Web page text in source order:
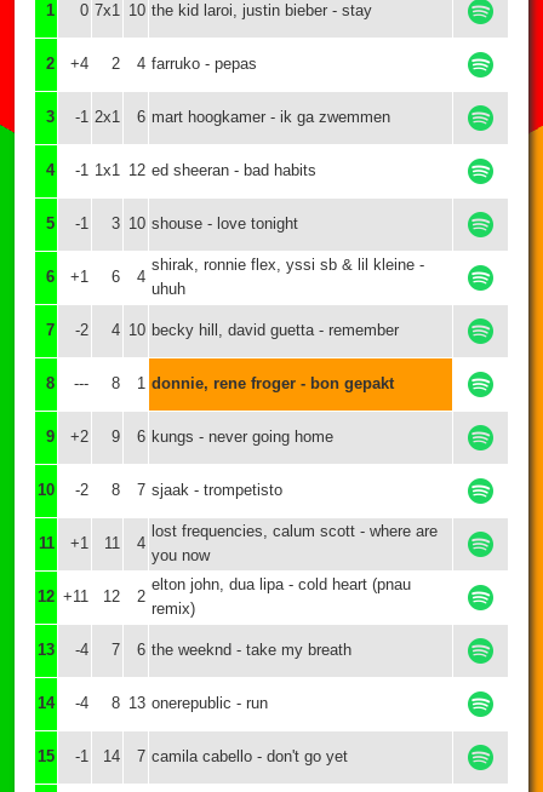
1 0 7x1 10 the kid laroi, justin bieber - stay
2 +4 2 4 farruko - pepas
3 -1 2x1 6 mart hoogkamer - ik ga zwemmen
4 -1 1x1 12 ed sheeran - bad habits
5 -1 3 10 shouse - love tonight
6 +1 6 4
shirak, ronnie flex, yssi sb & lil kleine -
uhuh
7 -2 4 10 becky hill, david guetta - remember
8 --- 8 1 donnie, rene froger - bon gepakt
9 +2 9 6 kungs - never going home
10 -2 8 7 sjaak - trompetisto
11 +1 11 4
lost frequencies, calum scott - where are
you now
12 +11 12 2
elton john, dua lipa - cold heart (pnau
remix)
13 -4 7 6 the weeknd - take my breath
14 -4 8 13 onerepublic - run
15 -1 14 7 camila cabello - don't go yet